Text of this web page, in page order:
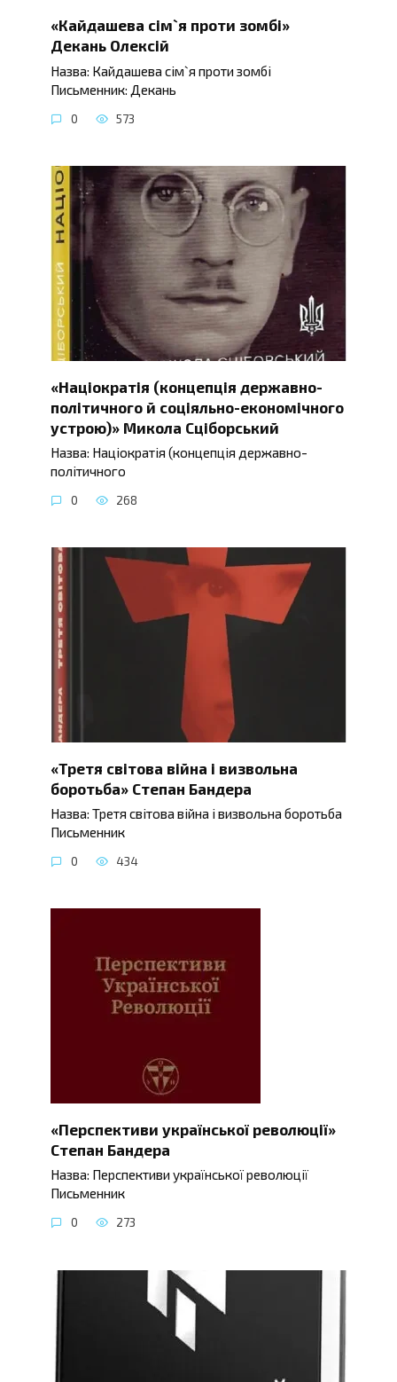
«Кайдашева сім`я проти зомбі»
Декань Олексій
Назва: Кайдашева сім`я проти зомбі
Письменник: Декань
0 573
«Націократія (концепція державно-
політичного й соціяльно-економічного
устрою)» Микола Сціборський
Назва: Націократія (концепція державно-
політичного
0 268
«Третя світова війна і визвольна
боротьба» Степан Бандера
Назва: Третя світова війна і визвольна боротьба
Письменник
0 434
«Перспективи української революції»
Степан Бандера
Назва: Перспективи української революції
Письменник
0 273